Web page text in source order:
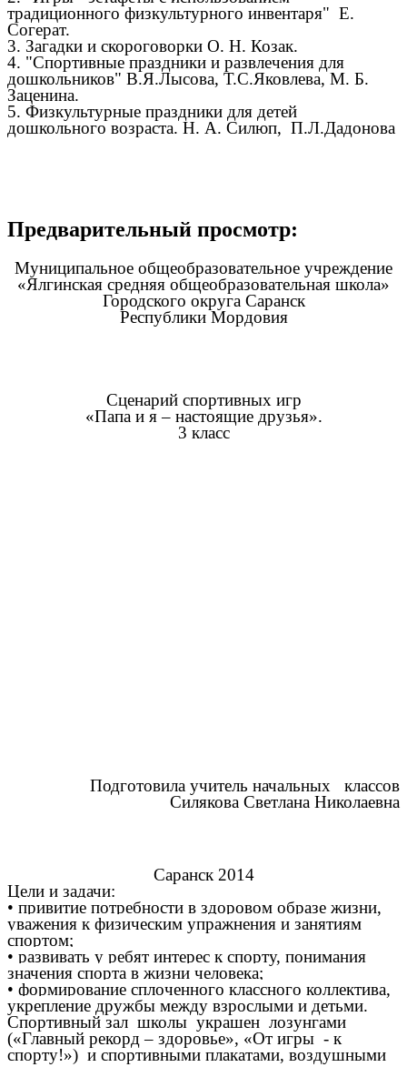
традиционного физкультурного инвентаря" Е.
Согерат.
3. Загадки и скороговорки О. Н. Козак.
4. "Спортивные праздники и развлечения для
дошкольников" В.Я.Лысова, Т.С.Яковлева, М. Б.
Заценина.
5. Физкультурные праздники для детей
дошкольного возраста. Н. А. Силюп, П.Л.Дадонова
Предварительный просмотр:
Муниципальное общеобразовательное учреждение
«Ялгинская средняя общеобразовательная школа»
Городского округа Саранск
Республики Мордовия
Сценарий спортивных игр
«Папа и я – настоящие друзья».
3 класс
Подготовила учитель начальных классов
Силякова Светлана Николаевна
Саранск 2014
Цели и задачи:
• привитие потребности в здоровом образе жизни,
уважения к физическим упражнения и занятиям
спортом;
• развивать у ребят интерес к спорту, понимания
значения спорта в жизни человека;
• формирование сплоченного классного коллектива,
укрепление дружбы между взрослыми и детьми.
Спортивный зал школы украшен лозунгами
(«Главный рекорд – здоровье», «От игры - к
спорту!») и спортивными плакатами, воздушными